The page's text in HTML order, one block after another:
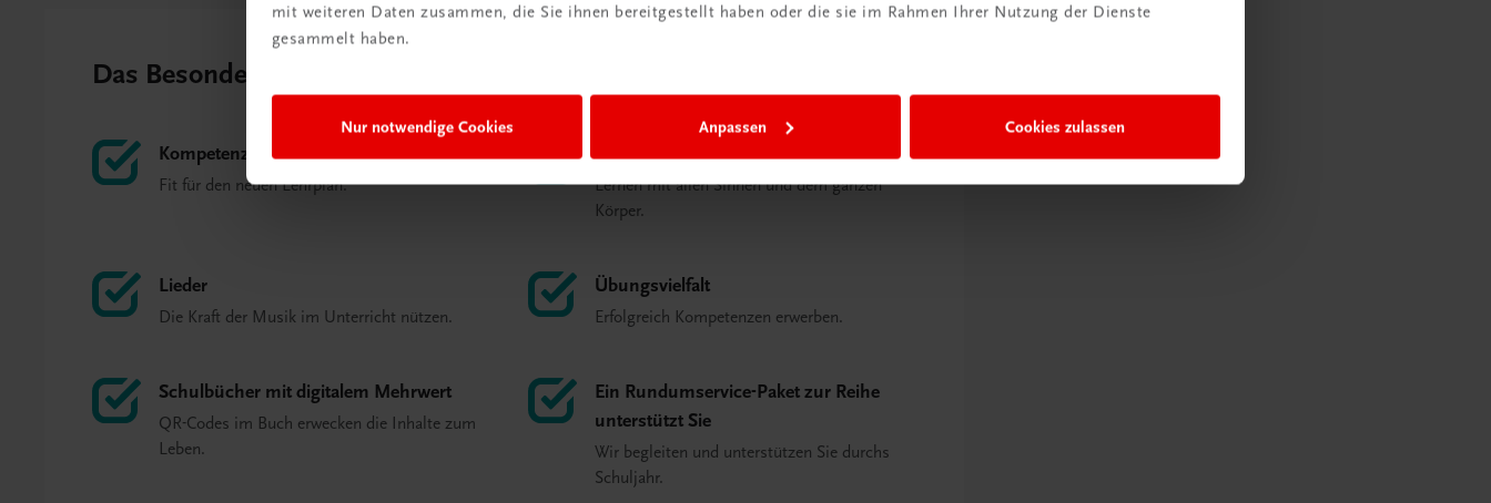
mit weiteren Daten zusammen, die Sie ihnen bereitgestellt haben oder die sie im Rahmen Ihrer Nutzung der Dienste
gesammelt haben.
Nur notwendige Cookies Anpassen Cookies zulassen
Das Besondere auf einen Blick
Kompetenzorientiert
Fit für den neuen Lehrplan.
Mit Körpereinsatz zu Lernerfolg
Lernen mit allen Sinnen und dem ganzen
Körper.
Lieder
Die Kraft der Musik im Unterricht nützen.
Übungsvielfalt
Erfolgreich Kompetenzen erwerben.
Schulbücher mit digitalem Mehrwert
QR-Codes im Buch erwecken die Inhalte zum
Leben.
Ein Rundumservice-Paket zur Reihe
unterstützt Sie
Wir begleiten und unterstützen Sie durchs
Schuljahr.